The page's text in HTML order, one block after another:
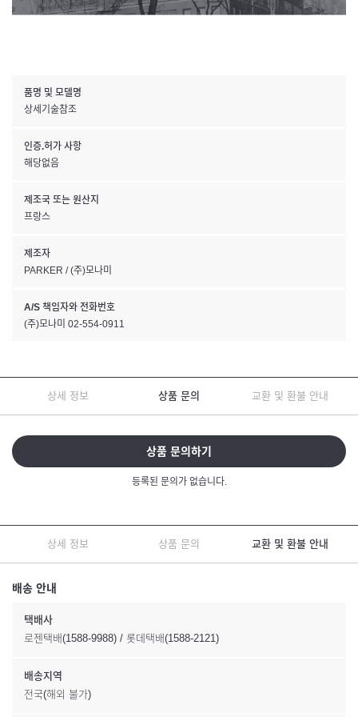
품명 및 모델명
상세기술참조
인증.허가 사항
해당없음
제조국 또는 원산지
프랑스
제조자
PARKER / (주)모나미
A/S 책임자와 전화번호
(주)모나미 02-554-0911
상세 정보 상품 문의 교환 및 환불 안내
상품 문의하기
등록된 문의가 없습니다.
상세 정보 상품 문의 교환 및 환불 안내
배송 안내
택배사
로젠택배(1588-9988) / 롯데택배(1588-2121)
배송지역
전국(해외 불가)